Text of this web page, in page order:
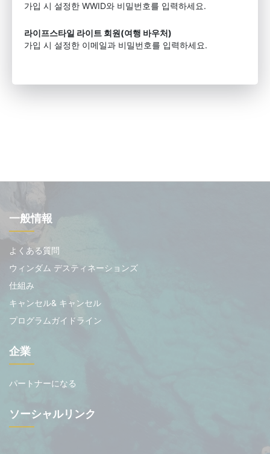
가입 시 설정한 WWID와 비밀번호를 입력하세요.
라이프스타일 라이트 회원(여행 바우처)
가입 시 설정한 이메일과 비밀번호를 입력하세요.
一般情報
よくある質問
ウィンダム デスティネーションズ
仕組み
キャンセル& キャンセル
プログラムガイドライン
企業
パートナーになる
ソーシャルリンク